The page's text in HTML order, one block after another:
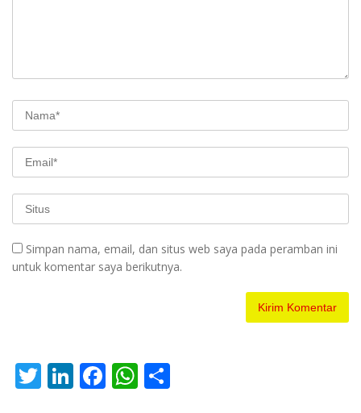
Simpan nama, email, dan situs web saya pada peramban ini
untuk komentar saya berikutnya.
T Li F W